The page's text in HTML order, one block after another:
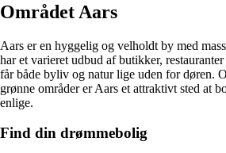
Området Aars
Aars er en hyggelig og velholdt by med
har et varieret udbud af butikker,
får både byliv og natur lige uden for døren.
grønne områder er Aars et attraktivt sted at
enlige.
Find din drømmebolig